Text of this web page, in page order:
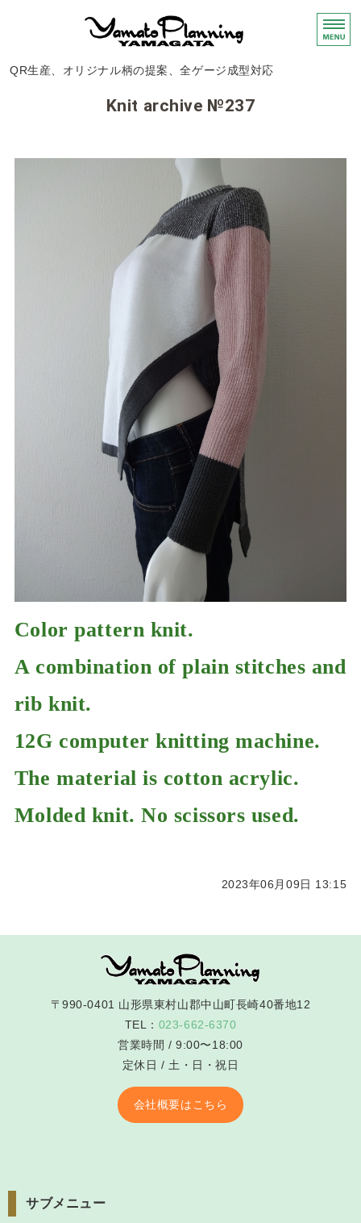
ニット・布帛製
QR生産、オリジナル柄の提案、全ゲージ成型対応
Knit archive №237
Color pattern knit.
A combination of plain stitches and
rib knit.
12G computer knitting machine.
The material is cotton acrylic.
Molded knit. No scissors used.
2023年06月09日 13:15
〒990-0401 山形県東村山郡中山町長崎40番地12
TEL： 023-662-6370
営業時間 / 9:00〜18:00
定休日 / 土・日・祝日
会社概要はこちら
サブメニュー